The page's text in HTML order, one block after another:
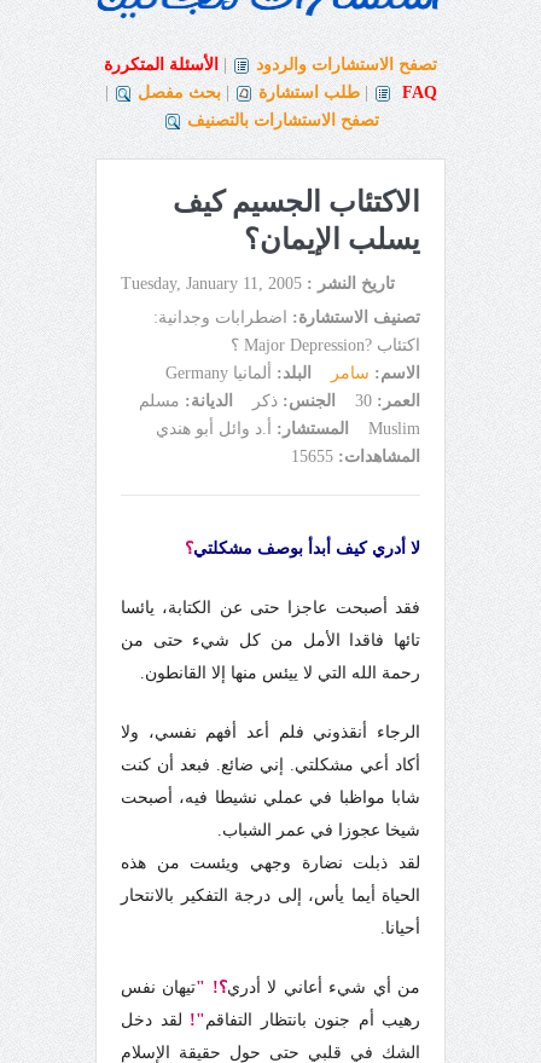
تصفح الاستشارات والردود
الأسئلة المتكررة
FAQ
طلب استشارة بحث مفصل
تصفح الاستشارات بالتصنيف
الاكتئاب الجسيم كيف
يسلب الإيمان؟
تاريخ النشر : Tuesday, January 11, 2005
تصنيف الاستشارة:
اضطرابات وجدانية:
اكتئاب ?Major Depression ؟
الاسم: سامر البلد:
ألمانيا Germany
العمر: 30 الجنس: ذكر الديانة: مسلم
Muslim
المستشار:
أ.د وائل أبو هندي
المشاهدات: 15655
لا أدري كيف أبدأ بوصف مشكلتي؟
فقد أصبحت عاجزا حتى عن الكتابة، يائسا
تائها فاقدا الأمل من كل شيء حتى من
رحمة الله التي لا ييئس منها إلا القانطون.
الرجاء أنقذوني فلم أعد أفهم نفسي، ولا
أكاد أعي مشكلتي. إني ضائع. فبعد أن كنت
شابا مواظبا في عملي نشيطا فيه، أصبحت
شيخا عجوزا في عمر الشباب.
لقد ذبلت نضارة وجهي ويئست من هذه
الحياة أيما يأس، إلى درجة التفكير بالانتحار
أحيانا.
من أي شيء أعاني لا أدري؟! "تيهان نفس
رهيب أم جنون بانتظار التفاقم "! لقد دخل
الشك في قلبي حتى حول حقيقة الإسلام